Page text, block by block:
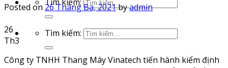
Tìm kiếm:
Posted on 26 Tháng Ba, 2021byadmin
26
Th3
Công ty TNHH Thang Máy Vinatech tiến hành kiểm định